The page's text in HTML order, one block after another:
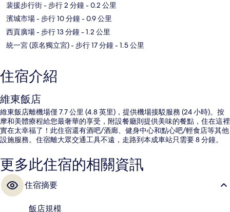
裴援步行街- 步行 2 分鐘- 0.2 公里
濱城市場- 步行 10 分鐘- 0.9 公里
西貢廣場- 步行 13 分鐘- 1.2 公里
統一宮 (原名獨立宮)- 步行 17 分鐘- 1.5 公里
住宿介紹
維東飯店
維東飯店離機場僅 7.7 公里 (4.8 英里)，提供機場接駁服務 (24 小時)。按
摩和美體療程給您最奢華的享受，附設餐廳則提供美味的餐點，住在這裡
實在太幸福了！此住宿還有酒吧/酒廊、健身中心和點心吧/輕食店等其他
設施服務。住宿離大眾交通工具不遠，走路到本成車站只需要 8 分鐘。
更多此住宿的相關資訊
住宿摘要
飯店規模